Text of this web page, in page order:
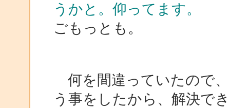
うかと。仰ってます。
ごもっとも。
何を間違っていたので
う事をしたから、解決で